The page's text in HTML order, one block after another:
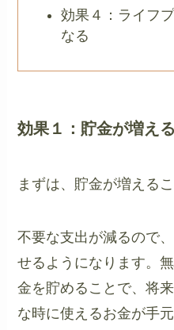
効果４：ライフ
なる
効果１：貯金が増える
まずは、貯金が増えるこ
不要な支出が減るので
せるようになります。
金を貯めることで、将
な時に使えるお金が手元